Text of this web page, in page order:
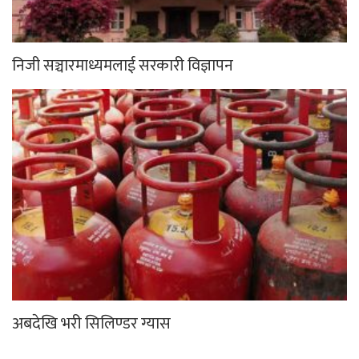
निजी सञ्चारमाध्यमलाई सरकारी विज्ञापन
अबदेखि भरी सिलिण्डर ग्यास